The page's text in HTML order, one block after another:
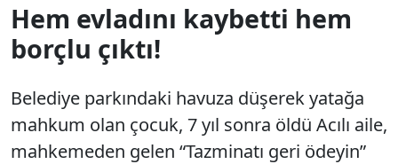
Hem evladını kaybetti hem
borçlu çıktı!
Belediye parkındaki havuza düşerek yatağa
mahkum olan çocuk, 7 yıl sonra öldü Acılı aile,
mahkemeden gelen “Tazminatı geri ödeyin”